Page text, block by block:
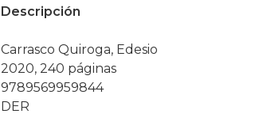
Descripción
Carrasco Quiroga, Edesio
2020, 240 páginas
9789569959844
DER